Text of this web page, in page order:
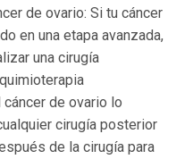
de ovario: Si tu cáncer
en una etapa avanzada,
una cirugía
de ovario lo
cirugía posterior
de la cirugía para